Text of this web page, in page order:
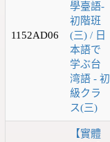
1152AD06
學臺語-
初階班
(三) / 日
本語で
学ぶ台
湾語 - 初
級クラ
ス(三)
【實體